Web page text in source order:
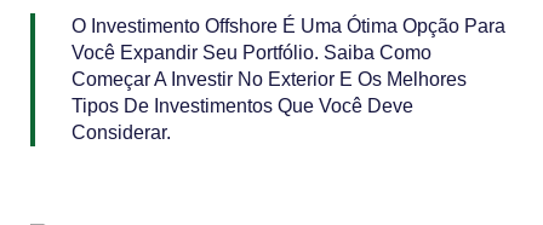
O Investimento Offshore É Uma Ótima Opção Para
Você Expandir Seu Portfólio. Saiba Como
Começar A Investir No Exterior E Os Melhores
Tipos De Investimentos Que Você Deve
Considerar.